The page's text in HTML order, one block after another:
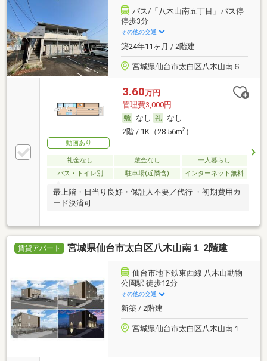
バス/「八木山南五丁目」バス停
停歩3分
その他の交通
築24年11ヶ月 / 2階建
宮城県仙台市太白区八木山南６
動画あり
3.60万円
管理費3,000円
なし
なし
2階 / 1K（28.56m2）
礼金なし 敷金なし
一人暮らし
バス・トイレ別
駐車場(近隣含) インターネット無料
最上階・日当り良好・保証人不要／代行 ・初期費用カ
ード決済可
賃貸アパート 宮城県仙台市太白区八木山南１ 2階建
仙台市地下鉄東西線 八木山動物
公園駅 徒歩12分
その他の交通
新築 / 2階建
宮城県仙台市太白区八木山南１